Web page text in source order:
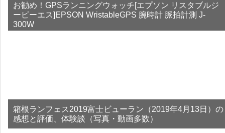
お勧め！GPSランニングウォッチ[エプソン リスタブルジ
ーピーエス]EPSON WristableGPS 腕時計 脈拍計測 J-
300W
箱根ランフェス2019富士ビューラン（2019年4月13日）の
感想と評価、体験談（写真・動画多数）